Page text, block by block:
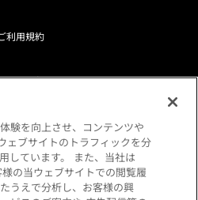
利用規約
シーポリシー
ーポリシー
境について
験を向上させ、コンテンツや
ェブサイトのトラフィックを分
しています。 また、当社は
の当ウェブサイトでの閲覧履
うえで分析し、お客様の興